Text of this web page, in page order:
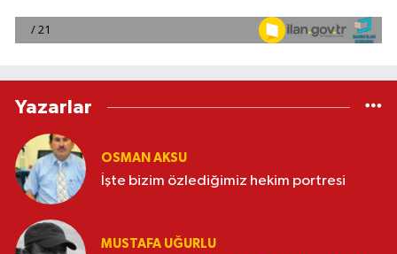
Yazarlar
OSMAN AKSU
İşte bizim özlediğimiz hekim portresi
MUSTAFA UĞURLU